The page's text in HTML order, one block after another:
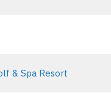
& Spa Resort